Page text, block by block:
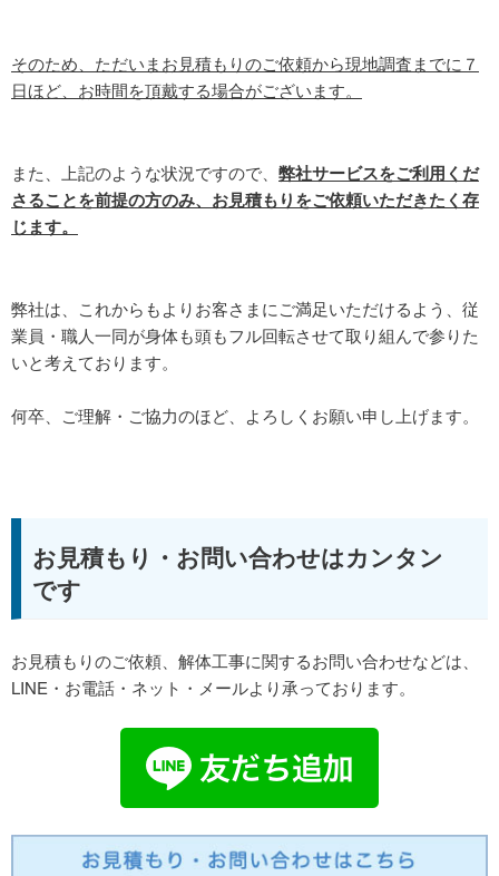
そのため、ただいまお見積もりのご依頼から現地調査までに７
日ほど、お時間を頂戴する場合がございます。
また、上記のような状況ですので、 弊社サービスをご利用くだ
さることを前提の方のみ、お見積もりをご依頼いただきたく存
じます。
弊社は、これからもよりお客さまにご満足いただけるよう、従
業員・職人一同が身体も頭もフル回転させて取り組んで参りた
いと考えております。
何卒、ご理解・ご協力のほど、よろしくお願い申し上げます。
お見積もり・お問い合わせはカンタン
です
お見積もりのご依頼、解体工事に関するお問い合わせなどは、
LINE・お電話・ネット・メールより承っております。